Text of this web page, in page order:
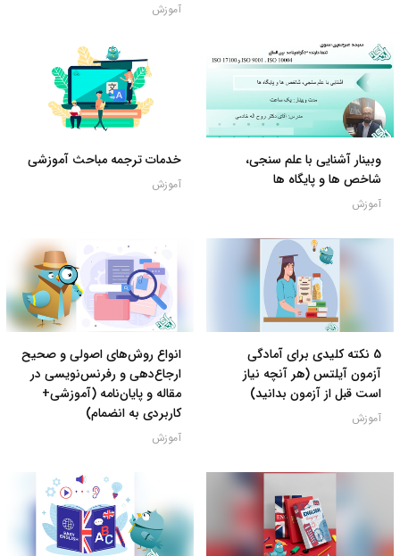
آموزش
وبینار آشنایی با علم سنجی،
شاخص ها و پایگاه ها
آموزش
خدمات ترجمه مباحث آموزشی
آموزش
5 نکته کلیدی برای آمادگی
آزمون آیلتس (هر آنچه نیاز
است قبل از آزمون بدانید)
آموزش
انواع روش‌های اصولی و صحیح
ارجاع‌دهی و رفرنس‌نویسی در
مقاله و پایان‌نامه (آموزشی+
کاربردی به انضمام)
آموزش